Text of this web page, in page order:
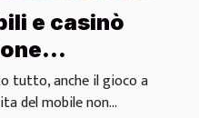
e casinò
di
tutto, anche il gioco a
del mobile non...